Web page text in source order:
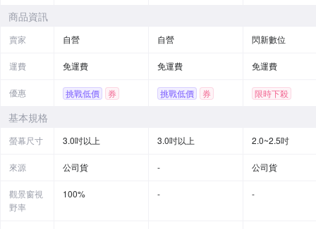
商品資訊
賣家 自營 自營 閃新數位
運費 免運費 免運費 免運費
優惠 挑戰低價
券
挑戰低價
券
限時下殺
基本規格
螢幕尺寸 3.0吋以上 3.0吋以上 2.0~2.5吋
來源 公司貨 - 公司貨
觀景窗視
野率
100% - -